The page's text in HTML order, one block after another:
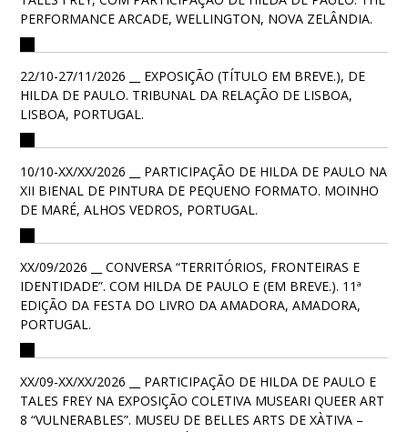
PERFORMANCE ARCADE, WELLINGTON, NOVA ZELÂNDIA.
22/10-27/11/2026 __ EXPOSIÇÃO (TÍTULO EM BREVE.), DE
HILDA DE PAULO. TRIBUNAL DA RELAÇÃO DE LISBOA,
LISBOA, PORTUGAL.
10/10-XX/XX/2026 __ PARTICIPAÇÃO DE HILDA DE PAULO NA
XII BIENAL DE PINTURA DE PEQUENO FORMATO. MOINHO
DE MARÉ, ALHOS VEDROS, PORTUGAL.
XX/09/2026 __ CONVERSA “TERRITÓRIOS, FRONTEIRAS E
IDENTIDADE”. COM HILDA DE PAULO E (EM BREVE.). 11ª
EDIÇÃO DA FESTA DO LIVRO DA AMADORA, AMADORA,
PORTUGAL.
XX/09-XX/XX/2026 __ PARTICIPAÇÃO DE HILDA DE PAULO E
TALES FREY NA EXPOSIÇÃO COLETIVA MUSEARI QUEER ART
8 “VULNERABLES”. MUSEU DE BELLES ARTS DE XÀTIVA –